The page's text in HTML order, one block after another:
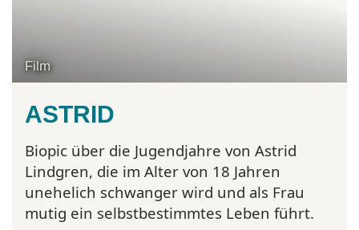
Film
ASTRID
Biopic über die Jugendjahre von Astrid
Lindgren, die im Alter von 18 Jahren
unehelich schwanger wird und als Frau
mutig ein selbstbestimmtes Leben führt.